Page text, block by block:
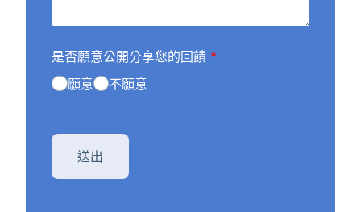
是否願意公開分享您的回饋 *
願意
不願意
送出